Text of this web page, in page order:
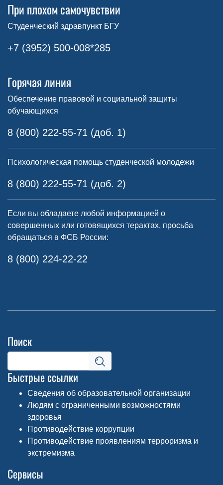
При плохом самочувствии
Студенческий здравпункт БГУ
+7 (3952) 500-008*285
Горячая линия
Обеспечение правовой и социальной защиты
обучающихся
8 (800) 222-55-71 (доб. 1)
Психологическая помощь студенческой молодежи
8 (800) 222-55-71 (доб. 2)
Если вы обладаете любой информацией о
совершенных или готовящихся терактах, просьба
обращаться в ФСБ России:
8 (800) 224-22-22
Поиск
Быстрые ссылки
Сведения об образовательной организации
Людям с ограниченными возможностями
здоровья
Противодействие коррупции
Противодействие проявлениям терроризма и
экстремизма
Сервисы